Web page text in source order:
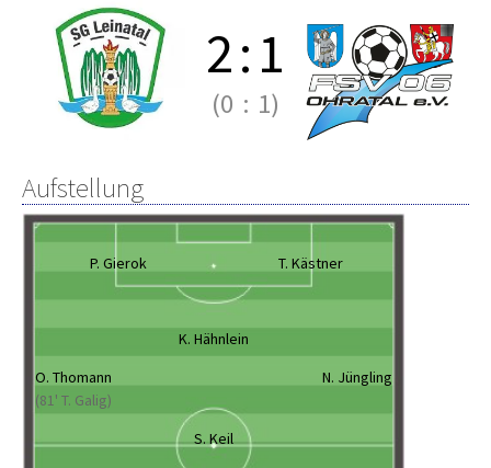
2:1
(0 : 1)
Aufstellung
P. Gierok T. Kästner
K. Hähnlein
O. Thomann
(81' T. Galig)
N. Jüngling
S. Keil